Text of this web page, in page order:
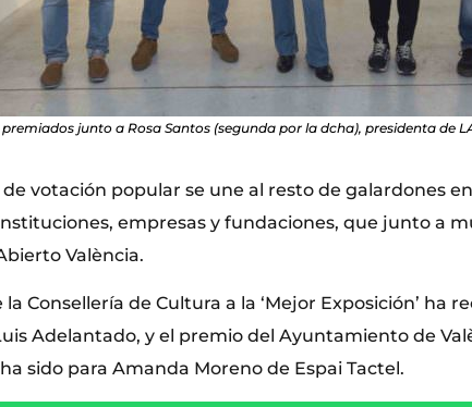
junto a Rosa Santos (segunda por la dcha), presidenta de
votación popular se une al resto de galardones
empresas y fundaciones, que junto a
València.
Consellería de Cultura a la ‘Mejor Exposición’ ha
Adelantado, y el premio del Ayuntamiento de
sido para Amanda Moreno de Espai Tactel.